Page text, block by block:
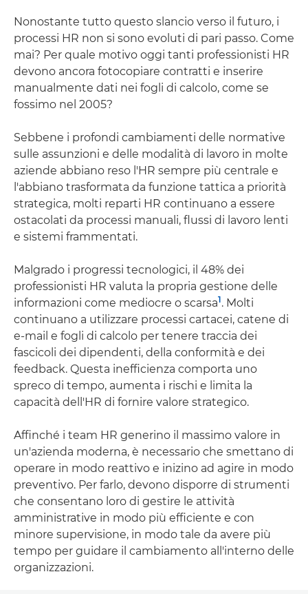
Nonostante tutto questo slancio verso il futuro, i
processi HR non si sono evoluti di pari passo. Come
mai? Per quale motivo oggi tanti professionisti HR
devono ancora fotocopiare contratti e inserire
manualmente dati nei fogli di calcolo, come se
fossimo nel 2005?
Sebbene i profondi cambiamenti delle normative
sulle assunzioni e delle modalità di lavoro in molte
aziende abbiano reso l'HR sempre più centrale e
l'abbiano trasformata da funzione tattica a priorità
strategica, molti reparti HR continuano a essere
ostacolati da processi manuali, flussi di lavoro lenti
e sistemi frammentati.
Malgrado i progressi tecnologici, il 48% dei
professionisti HR valuta la propria gestione delle
informazioni come mediocre o scarsa1. Molti
continuano a utilizzare processi cartacei, catene di
e-mail e fogli di calcolo per tenere traccia dei
fascicoli dei dipendenti, della conformità e dei
feedback. Questa inefficienza comporta uno
spreco di tempo, aumenta i rischi e limita la
capacità dell'HR di fornire valore strategico.
Affinché i team HR generino il massimo valore in
un'azienda moderna, è necessario che smettano di
operare in modo reattivo e inizino ad agire in modo
preventivo. Per farlo, devono disporre di strumenti
che consentano loro di gestire le attività
amministrative in modo più efficiente e con
minore supervisione, in modo tale da avere più
tempo per guidare il cambiamento all'interno delle
organizzazioni.